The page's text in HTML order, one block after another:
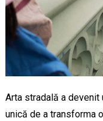
Arta stradală a
unică de a transforma